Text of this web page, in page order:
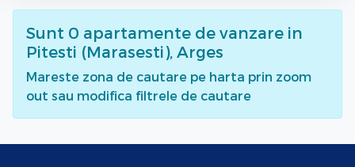
Sunt 0 apartamente de vanzare in
Pitesti (Marasesti), Arges
Mareste zona de cautare pe harta prin zoom
out sau modifica filtrele de cautare